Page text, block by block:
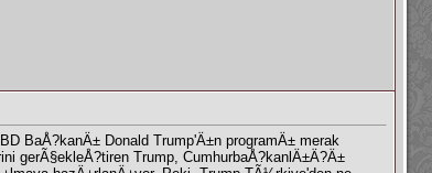
BaÅ?kanÄ± Donald Trump'Ä±n programÄ± merak
gerÃ§ekleÅ?tiren Trump, CumhurbaÅ?kanlÄ±Ä?Ä±